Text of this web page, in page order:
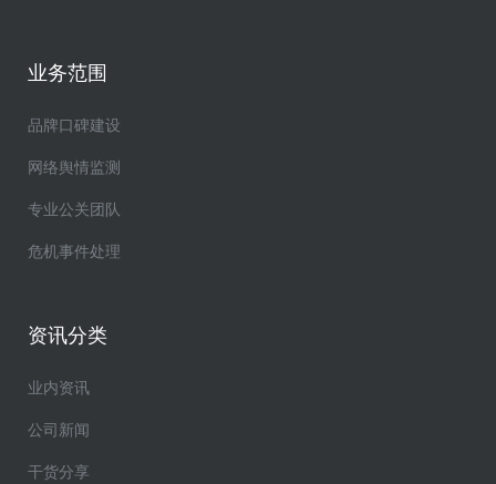
业务范围
品牌口碑建设
网络舆情监测
专业公关团队
危机事件处理
资讯分类
业内资讯
公司新闻
干货分享